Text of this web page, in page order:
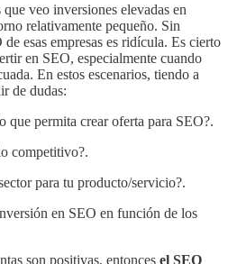
veo inversiones elevadas en
relativamente pequeño. Sin
esas empresas es ridícula. Es cierto
en SEO, especialmente cuando
En estos escenarios, tiendo a
de dudas:
que permita crear oferta para SEO?.
competitivo?.
para tu producto/servicio?.
en SEO en función de los
son positivas, entonces el SEO